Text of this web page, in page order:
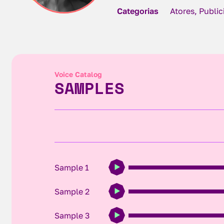
Categorias Atores,
Voice Catalog
SAMPLES
Sample 1
Sample 2
Sample 3